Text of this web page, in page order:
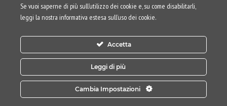
© 2025 OMNIA GROUP TUTTI I DIRITTI RISERVATI
Se vuoi saperne di più sull’utilizzo dei cookie e, su come disabilitarli,
leggi la nostra informativa estesa sull’uso dei cookie.
Accetta
Leggi di più
Cambia Impostazioni